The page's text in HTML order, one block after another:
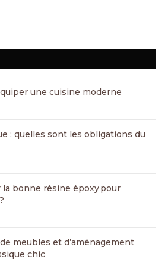
une cuisine moderne
: quelles sont les obligations du
bonne résine époxy pour
meubles et d’aménagement
chic